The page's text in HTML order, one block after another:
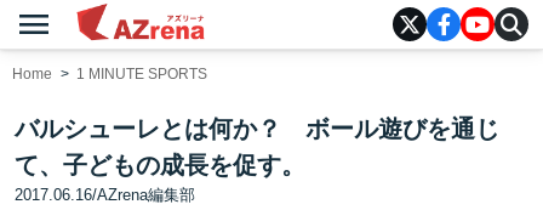
menu
Home 1 MINUTE SPORTS
バルシューレとは何か？ ボール遊びを通じ
て、子どもの成長を促す。
2017.06.16/AZrena編集部